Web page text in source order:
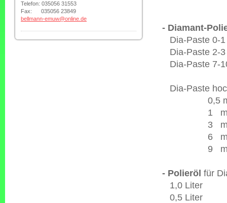
Telefon: 035056 31553
Fax: 035056 23849
bellmann-emuw@online.de
- Diamant-
Dia-
Dia-
Dia-
Dia-Paste
0,5
1
3
6
9
- Polieröl für
1,0
0,5